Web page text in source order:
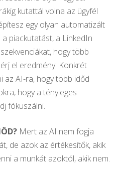
kutattál volna az ügyfél
egy olyan automatizált
piackutatást, a LinkedIn
hogy több
el eredmény. Konkrét
az AI-ra, hogy több időd
hogy a tényleges
fókuszálni.
Mert az AI nem fogja
de azok az értékesítők, akik
a munkát azoktól, akik nem.